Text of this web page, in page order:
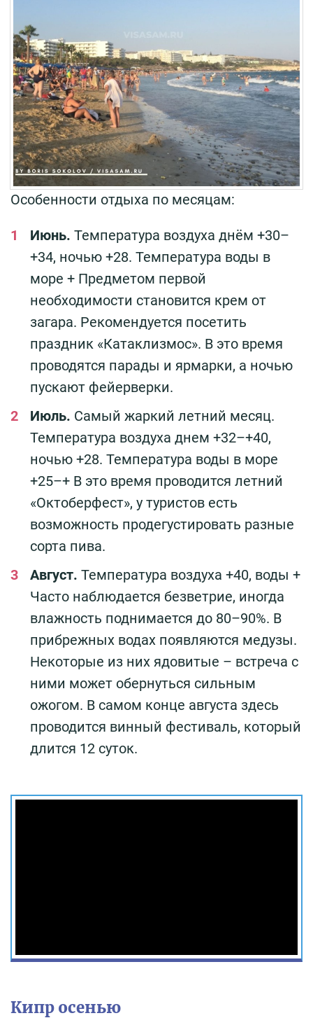
Особенности отдыха по месяцам:
Июнь. Температура воздуха днём +30–
+34, ночью +28. Температура воды в
море + Предметом первой
необходимости становится крем от
загара. Рекомендуется посетить
праздник «Катаклизмос». В это время
проводятся парады и ярмарки, а ночью
пускают фейерверки.
Июль. Самый жаркий летний месяц.
Температура воздуха днем +32–+40,
ночью +28. Температура воды в море
+25–+ В это время проводится летний
«Октоберфест», у туристов есть
возможность продегустировать разные
сорта пива.
Август. Температура воздуха +40, воды +
Часто наблюдается безветрие, иногда
влажность поднимается до 80–90%. В
прибрежных водах появляются медузы.
Некоторые из них ядовитые – встреча с
ними может обернуться сильным
ожогом. В самом конце августа здесь
проводится винный фестиваль, который
длится 12 суток.
Кипр осенью